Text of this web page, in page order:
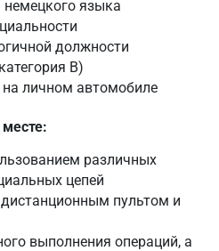
немецкого языка
должности
B)
личном автомобиле
различных
цепей
пультом и
выполнения операций, а